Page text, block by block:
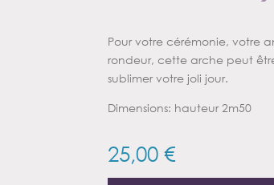
Pour votre cérémonie, votre
rondeur, cette arche peut
sublimer votre joli jour.
Dimensions: hauteur 2m50
25,00€